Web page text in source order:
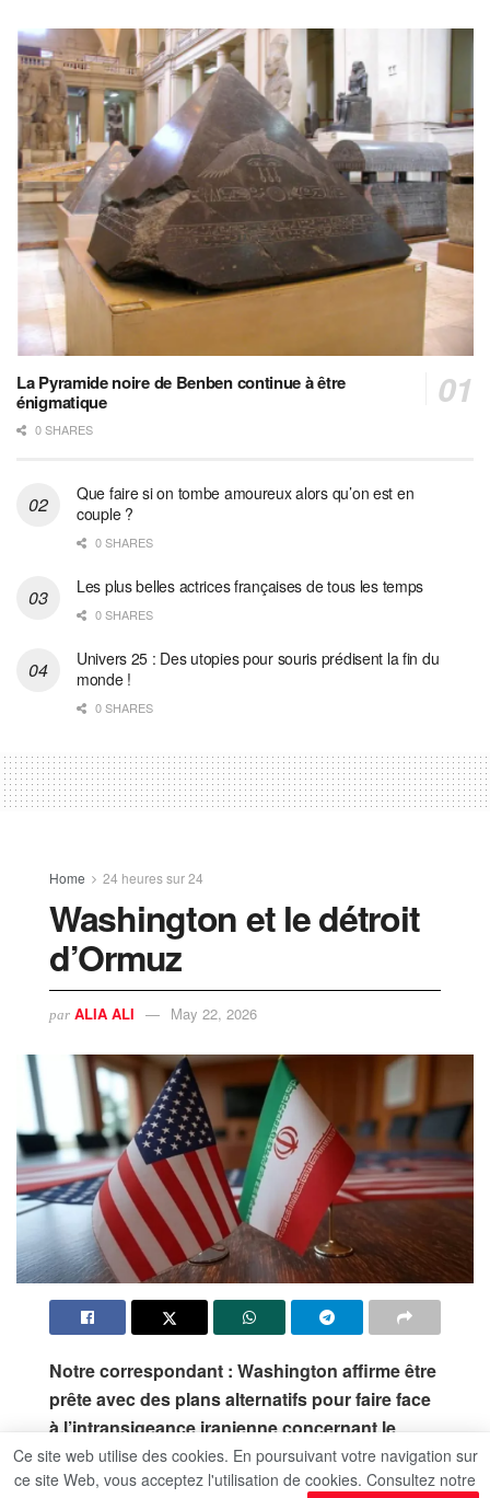
La Pyramide noire de Benben continue à être
énigmatique
0 SHARES
Que faire si on tombe amoureux alors qu’on est en
couple ?
0 SHARES
Les plus belles actrices françaises de tous les temps
0 SHARES
Univers 25 : Des utopies pour souris prédisent la fin du
monde !
0 SHARES
Home 24 heures sur 24
Washington et le détroit
d’Ormuz
par ALIA ALI May 22, 2026
Notre correspondant : Washington affirme être
prête avec des plans alternatifs pour faire face
à l’intransigeance iranienne concernant le
détroit d’Ormuz
Ce site web utilise des cookies. En poursuivant votre navigation sur
ce site Web, vous acceptez l'utilisation de cookies. Consultez notre